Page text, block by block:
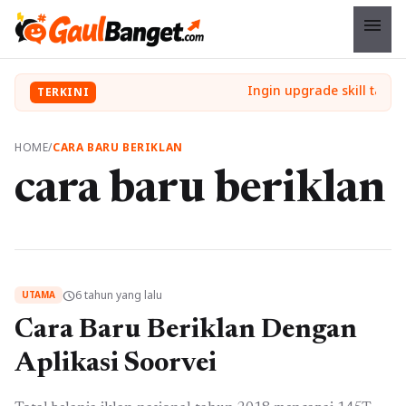
menu
TERKINI
HOME/CARA BARU BERIKLAN
cara baru beriklan
UTAMA schedule6 tahun yang lalu
Cara Baru Beriklan Dengan
Aplikasi Soorvei